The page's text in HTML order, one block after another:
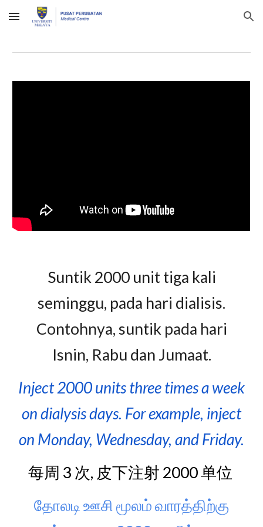
Skip to main content Skip to navigation
Suntik 2000 unit tiga kali
seminggu, pada hari dialisis.
Contohnya, suntik pada hari
Isnin, Rabu dan Jumaat.
Inject 2000 units three times a week
on dialysis days. For example, inject
on Monday, Wednesday, and Friday.
每周 3 次, 皮下注射 2000 单位
தோலடி ஊசி மூலம் வாரத்திற்கு